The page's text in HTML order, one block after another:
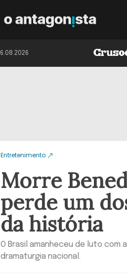
Entretenimento
Morre
perde um
da história
O Brasil amanheceu de luto com
dramaturgia nacional.